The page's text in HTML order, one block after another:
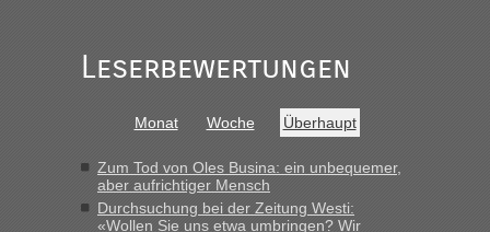
schnellsten?
Polen. Zb. Krakovets 100 PKW ca. 10 h Wartezeit. Wollen
Montag rüber, versuchen es sehr früh.“
Leserbewertungen
Monat Woche Überhaupt
Zum Tod von Oles Busina: ein unbequemer,
aber aufrichtiger Mensch
Durchsuchung bei der Zeitung Westi:
«Wollen Sie uns etwa umbringen? Wir